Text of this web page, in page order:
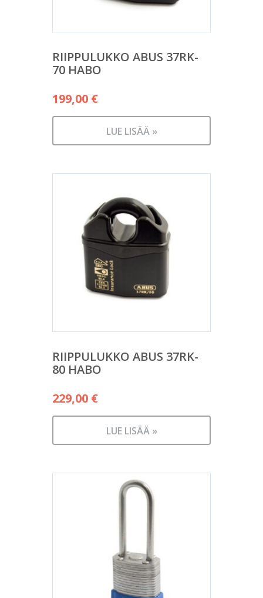
RIIPPULUKKO ABUS 37RK-
70 HABO
199,00 €
LUE LISÄÄ »
RIIPPULUKKO ABUS 37RK-
80 HABO
229,00 €
LUE LISÄÄ »